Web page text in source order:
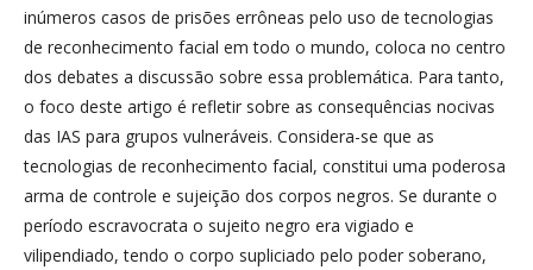
inúmeros casos de prisões errôneas pelo uso de tecnologias
de reconhecimento facial em todo o mundo, coloca no centro
dos debates a discussão sobre essa problemática. Para tanto,
o foco deste artigo é refletir sobre as consequências nocivas
das IAS para grupos vulneráveis. Considera-se que as
tecnologias de reconhecimento facial, constitui uma poderosa
arma de controle e sujeição dos corpos negros. Se durante o
período escravocrata o sujeito negro era vigiado e
vilipendiado, tendo o corpo supliciado pelo poder soberano,